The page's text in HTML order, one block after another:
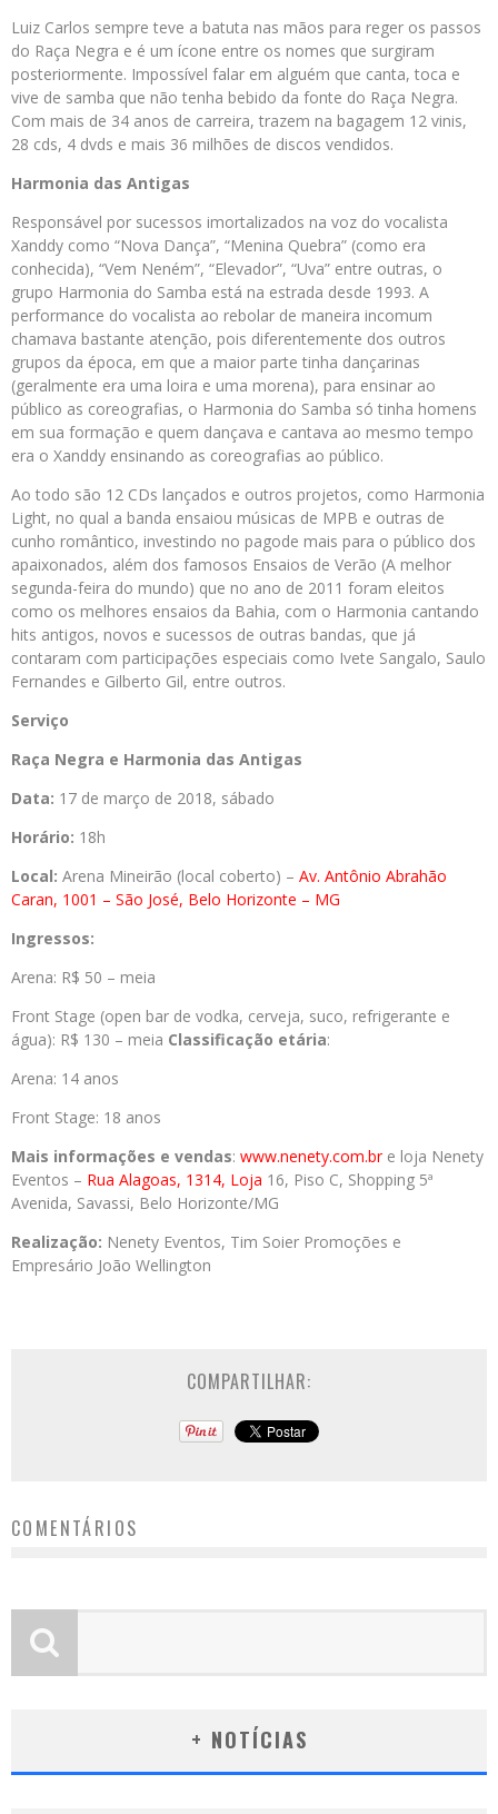
Luiz Carlos sempre teve a batuta nas mãos para reger os passos
do Raça Negra e é um ícone entre os nomes que surgiram
posteriormente. Impossível falar em alguém que canta, toca e
vive de samba que não tenha bebido da fonte do Raça Negra.
Com mais de 34 anos de carreira, trazem na bagagem 12 vinis,
28 cds, 4 dvds e mais 36 milhões de discos vendidos.
Harmonia das Antigas
Responsável por sucessos imortalizados na voz do vocalista
Xanddy como “Nova Dança”, “Menina Quebra” (como era
conhecida), “Vem Neném”, “Elevador”, “Uva” entre outras, o
grupo Harmonia do Samba está na estrada desde 1993. A
performance do vocalista ao rebolar de maneira incomum
chamava bastante atenção, pois diferentemente dos outros
grupos da época, em que a maior parte tinha dançarinas
(geralmente era uma loira e uma morena), para ensinar ao
público as coreografias, o Harmonia do Samba só tinha homens
em sua formação e quem dançava e cantava ao mesmo tempo
era o Xanddy ensinando as coreografias ao público.
Ao todo são 12 CDs lançados e outros projetos, como Harmonia
Light, no qual a banda ensaiou músicas de MPB e outras de
cunho romântico, investindo no pagode mais para o público dos
apaixonados, além dos famosos Ensaios de Verão (A melhor
segunda-feira do mundo) que no ano de 2011 foram eleitos
como os melhores ensaios da Bahia, com o Harmonia cantando
hits antigos, novos e sucessos de outras bandas, que já
contaram com participações especiais como Ivete Sangalo, Saulo
Fernandes e Gilberto Gil, entre outros.
Serviço
Raça Negra e Harmonia das Antigas
Data: 17 de março de 2018, sábado
Horário: 18h
Local: Arena Mineirão (local coberto) – Av. Antônio Abrahão
Caran, 1001 – São José, Belo Horizonte – MG
Ingressos:
Arena: R$ 50 – meia
Front Stage (open bar de vodka, cerveja, suco, refrigerante e
água): R$ 130 – meia Classificação etária:
Arena: 14 anos
Front Stage: 18 anos
Mais informações e vendas: www.nenety.com.bre loja Nenety
Eventos – Rua Alagoas, 1314, Loja 16, Piso C, Shopping 5ª
Avenida, Savassi, Belo Horizonte/MG
Realização: Nenety Eventos, Tim Soier Promoções e
Empresário João Wellington
COMPARTILHAR:
COMENTÁRIOS
+ NOTÍCIAS